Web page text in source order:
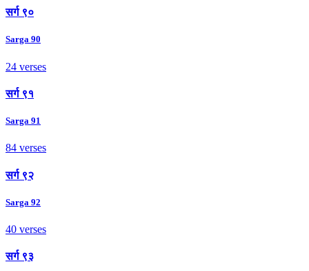
सर्ग ९०
Sarga 90
24 verses
सर्ग ९१
Sarga 91
84 verses
सर्ग ९२
Sarga 92
40 verses
सर्ग ९३